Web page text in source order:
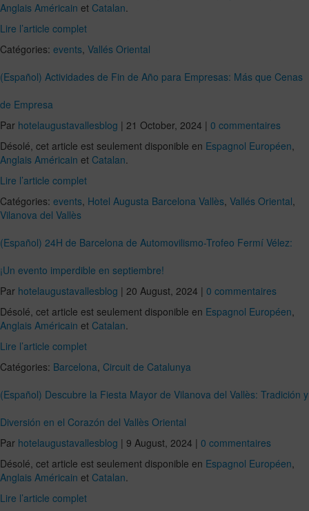
Anglais Américain et Catalan.
Lire l’article complet
Catégories: events, Vallés Oriental
(Español) Actividades de Fin de Año para Empresas: Más que Cenas
de Empresa
Par hotelaugustavallesblog | 21 October, 2024 | 0 commentaires
Désolé, cet article est seulement disponible en Espagnol Européen,
Anglais Américain et Catalan.
Lire l’article complet
Catégories: events, Hotel Augusta Barcelona Vallès, Vallés Oriental,
Vilanova del Vallès
(Español) 24H de Barcelona de Automovilismo-Trofeo Fermí Vélez:
¡Un evento imperdible en septiembre!
Par hotelaugustavallesblog | 20 August, 2024 | 0 commentaires
Désolé, cet article est seulement disponible en Espagnol Européen,
Anglais Américain et Catalan.
Lire l’article complet
Catégories: Barcelona, Circuit de Catalunya
(Español) Descubre la Fiesta Mayor de Vilanova del Vallès: Tradición y
Diversión en el Corazón del Vallès Oriental
Par hotelaugustavallesblog | 9 August, 2024 | 0 commentaires
Désolé, cet article est seulement disponible en Espagnol Européen,
Anglais Américain et Catalan.
Lire l’article complet